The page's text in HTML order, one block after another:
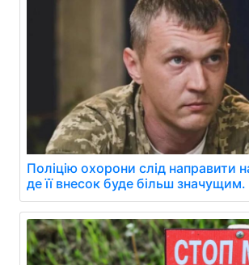
Поліцію охорони слід направити
де її внесок буде більш значущим.